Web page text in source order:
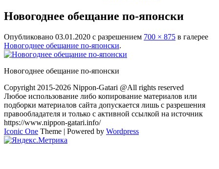
Новогоднее обещание по-японски
Опубликовано 03.01.2020 с разрешением 700 × 875 в галерее
Новогоднее обещание по-японски.
Новогоднее обещание по-японски
Copyright 2015-2026 Nippon-Gatari @All rights reserved
Любое использование либо копирование материалов или
подборки материалов сайта допускается лишь с разрешения
правообладателя и только с активной ссылкой на источник
https://www.nippon-gatari.info/
Iconic One Theme | Powered by Wordpress